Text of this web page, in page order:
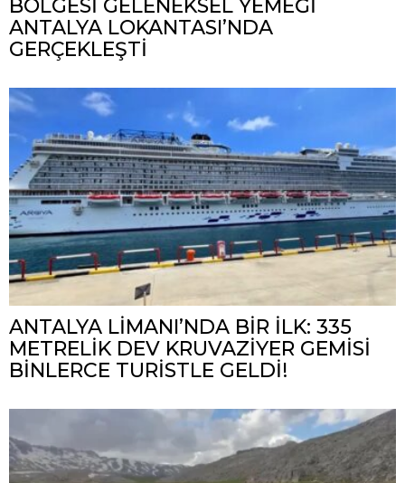
BÖLGESİ GELENEKSEL YEMEĞİ
ANTALYA LOKANTASI’NDA
GERÇEKLEŞTİ
ANTALYA LİMANI’NDA BİR İLK: 335
METRELİK DEV KRUVAZİYER GEMİSİ
BİNLERCE TURİSTLE GELDİ!